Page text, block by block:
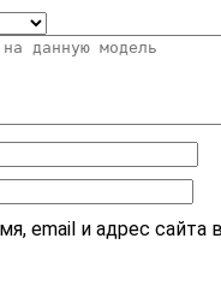
email и адрес